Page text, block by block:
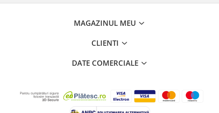
MAGAZINUL MEU
CLIENTI
DATE COMERCIALE